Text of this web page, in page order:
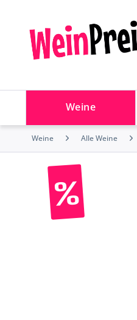
Weine
Weine Alle Weine